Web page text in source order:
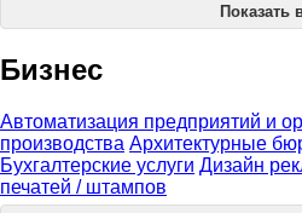
Показать
Бизнес
Автоматизация предприятий и
производства Архитектурные
Бухгалтерские услуги Дизайн
печатей / штампов